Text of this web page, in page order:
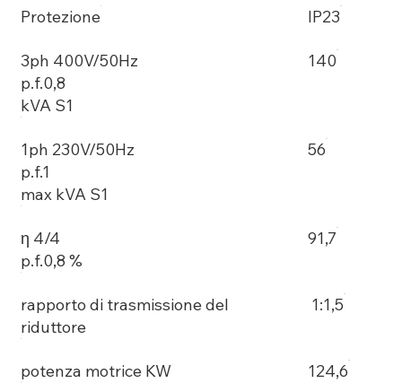
Protezione IP23
3ph 400V/50Hz
p.f.0,8
kVA S1
140
1ph 230V/50Hz
p.f.1
max kVA S1
56
η 4/4
p.f.0,8 %
91,7
rapporto di trasmissione del
riduttore
1:1,5
potenza motrice KW 124,6